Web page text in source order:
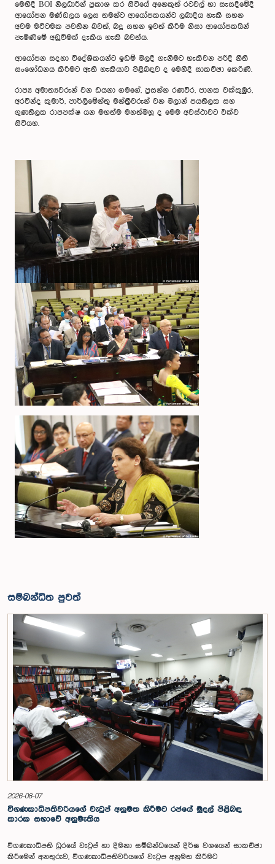
මෙහිදී BOI නිලධාරීන් ප්‍රකාශ කර සිටියේ අනෙකුත් රටවල් හා සැසදීමේදී
ආයෝජන මණ්ඩලය ලෙස තමන්ට ආයෝජකයන්ට ලබාදිය හැකි සහන
අවම මට්ටමක පවතින බවත්, බදු සහන ඉවත් කිරීම නිසා ආයෝජකයින්
පැමිණීමේ අඩුවීමක් දැකිය හැකි බවත්ය.
ආයෝජන සදහා විදේශිකයන්ට ඉඩම් මිලදී ගැනීමට හැකිවන පරිදි නීති
සංශෝධනය කිරීමට ඇති හැකියාව පිළිබඳව ද මෙහිදී සාකච්ඡා කෙරිණි.
රාජ්‍ය අමාත්‍යවරුන් වන ඩයනා ගමගේ, ප්‍රසන්න රණවීර, ජානක වක්කුඹුර,
අරවින්ද කුමාර්, පාර්ලිමේන්තු මන්ත්‍රීවරුන් වන මිලාන් ජයතිලක සහ
ගුණතිලක රාජපක්ෂ යන මහත්ම මහත්මීහූ ද මෙම අවස්ථාවට එක්ව
සිටියහ.
සම්බන්ධිත පුවත්
2026-08-07
විගණකාධිපතිවරියගේ වැටුප් අනුමත කිරීමට රජයේ මුදල් පිළිබඳ
කාරක සභාවේ අනුමැතිය
විගණකාධිපති ධුරයේ වැටුප් හා දීමනා සම්බන්ධයෙන් දීර්ඝ වශයෙන් සාකච්ඡා
කිරීමෙන් අනතුරුව, විගණකාධිපතිවරියගේ වැටුප අනුමත කිරීමට